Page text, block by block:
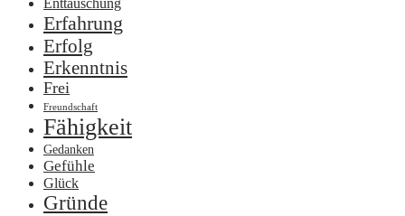
Enttäuschung
Erfahrung
Erfolg
Erkenntnis
Frei
Freundschaft
Fähigkeit
Gedanken
Gefühle
Glück
Gründe